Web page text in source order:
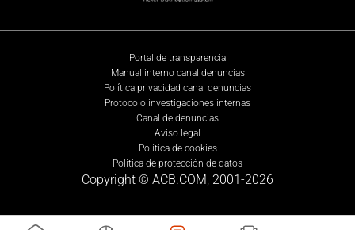
Portal de transparencia
Manual interno canal denuncias
Política privacidad canal denuncias
Protocolo investigaciones internas
Canal de denuncias
Aviso legal
Política de cookies
Política de protección de datos
Copyright © ACB.COM, 2001-2026